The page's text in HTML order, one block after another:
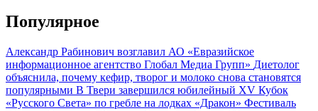
Популярное
Александр Рабинович возглавил АО «Евразийское
информационное агентство Глобал Медиа Групп» Диетолог
объяснила, почему кефир, творог и молоко снова становятся
популярными В Твери завершился юбилейный XV Кубок
«Русского Света» по гребле на лодках «Дракон» Фестиваль